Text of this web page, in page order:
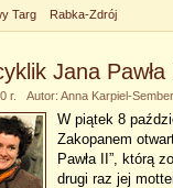
Targ Rabka-Zdrój
Jana Pawła
r. Autor: Anna Karpiel-
W piątek 8
Zakopanem
Pawła II”, którą
drugi raz jej